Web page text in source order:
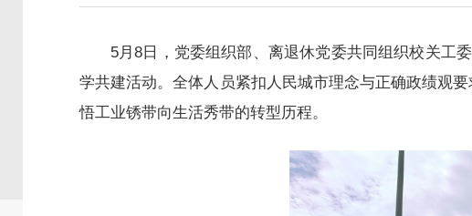
5月8日，党委组织部、离退休党委共同组织校关工
学共建活动。全体人员紧扣人民城市理念与正确政绩观
悟工业锈带向生活秀带的转型历程。